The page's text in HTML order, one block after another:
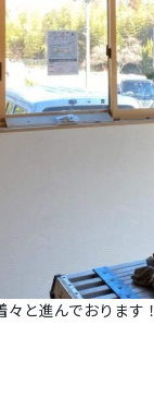
と進んでおります！